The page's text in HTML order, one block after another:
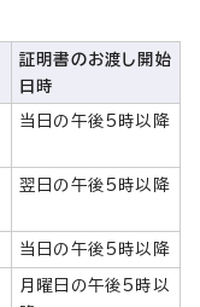
証明書のお渡し開始
日時
当日の午後5時以降
翌日の午後5時以降
当日の午後5時以降
月曜日の午後5時以